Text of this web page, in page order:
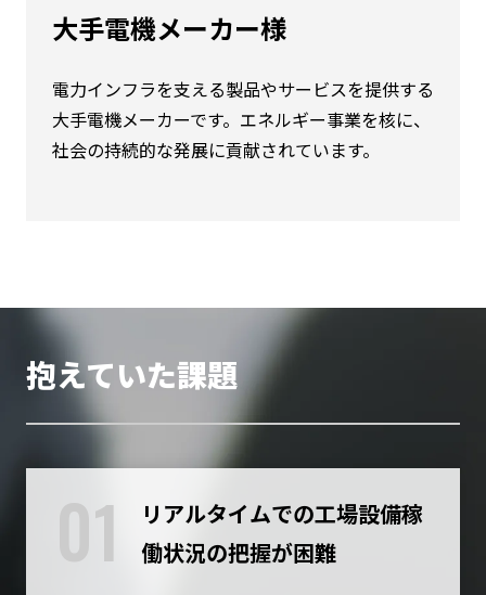
大手電機メーカー様
電力インフラを支える製品やサービスを提供する
大手電機メーカーです。エネルギー事業を核に、
社会の持続的な発展に貢献されています。
抱えていた課題
01
リアルタイムでの工場設備稼
働状況の把握が困難